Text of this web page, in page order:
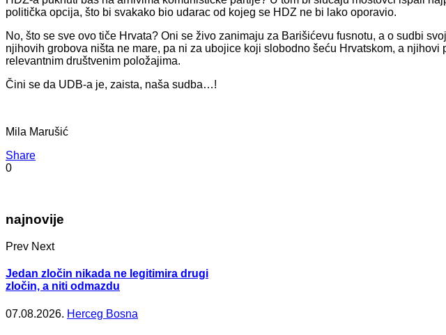
politička opcija, što bi svakako bio udarac od kojeg se HDZ ne bi lako oporavio.
No, što se sve ovo tiče Hrvata? Oni se živo zanimaju za Barišićevu fusnotu, a o sudbi
njihovih grobova ništa ne mare, pa ni za ubojice koji slobodno šeću Hrvatskom, a njihovi
relevantnim društvenim položajima.
Čini se da UDB-a je, zaista, naša sudba…!
Mila Marušić
Share
0
najnovije
Prev Next
Jedan zločin nikada ne legitimira drugi
zločin, a niti odmazdu
07.08.2026. Herceg Bosna